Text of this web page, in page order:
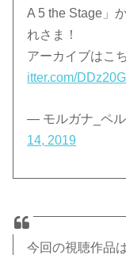
A 5 the Stage」
れさま！
アーカイブはこ
itter.com/
— モルガナ_ペ
14, 2019
今回の視聴作品